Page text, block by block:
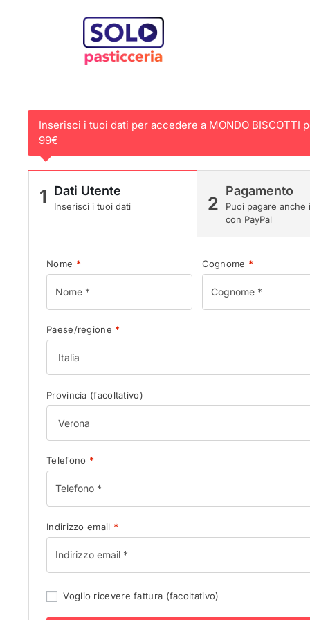
Inserisci i tuoi dati per accedere a MONDO BISCOTTI
99€
1 Dati Utente
Inserisci i tuoi dati 2
Pagamento
Puoi pagare anche
con PayPal
Nome * Cognome *
Paese/regione *
Provincia (facoltativo)
Telefono *
Indirizzo email *
Voglio ricevere fattura (facoltativo)